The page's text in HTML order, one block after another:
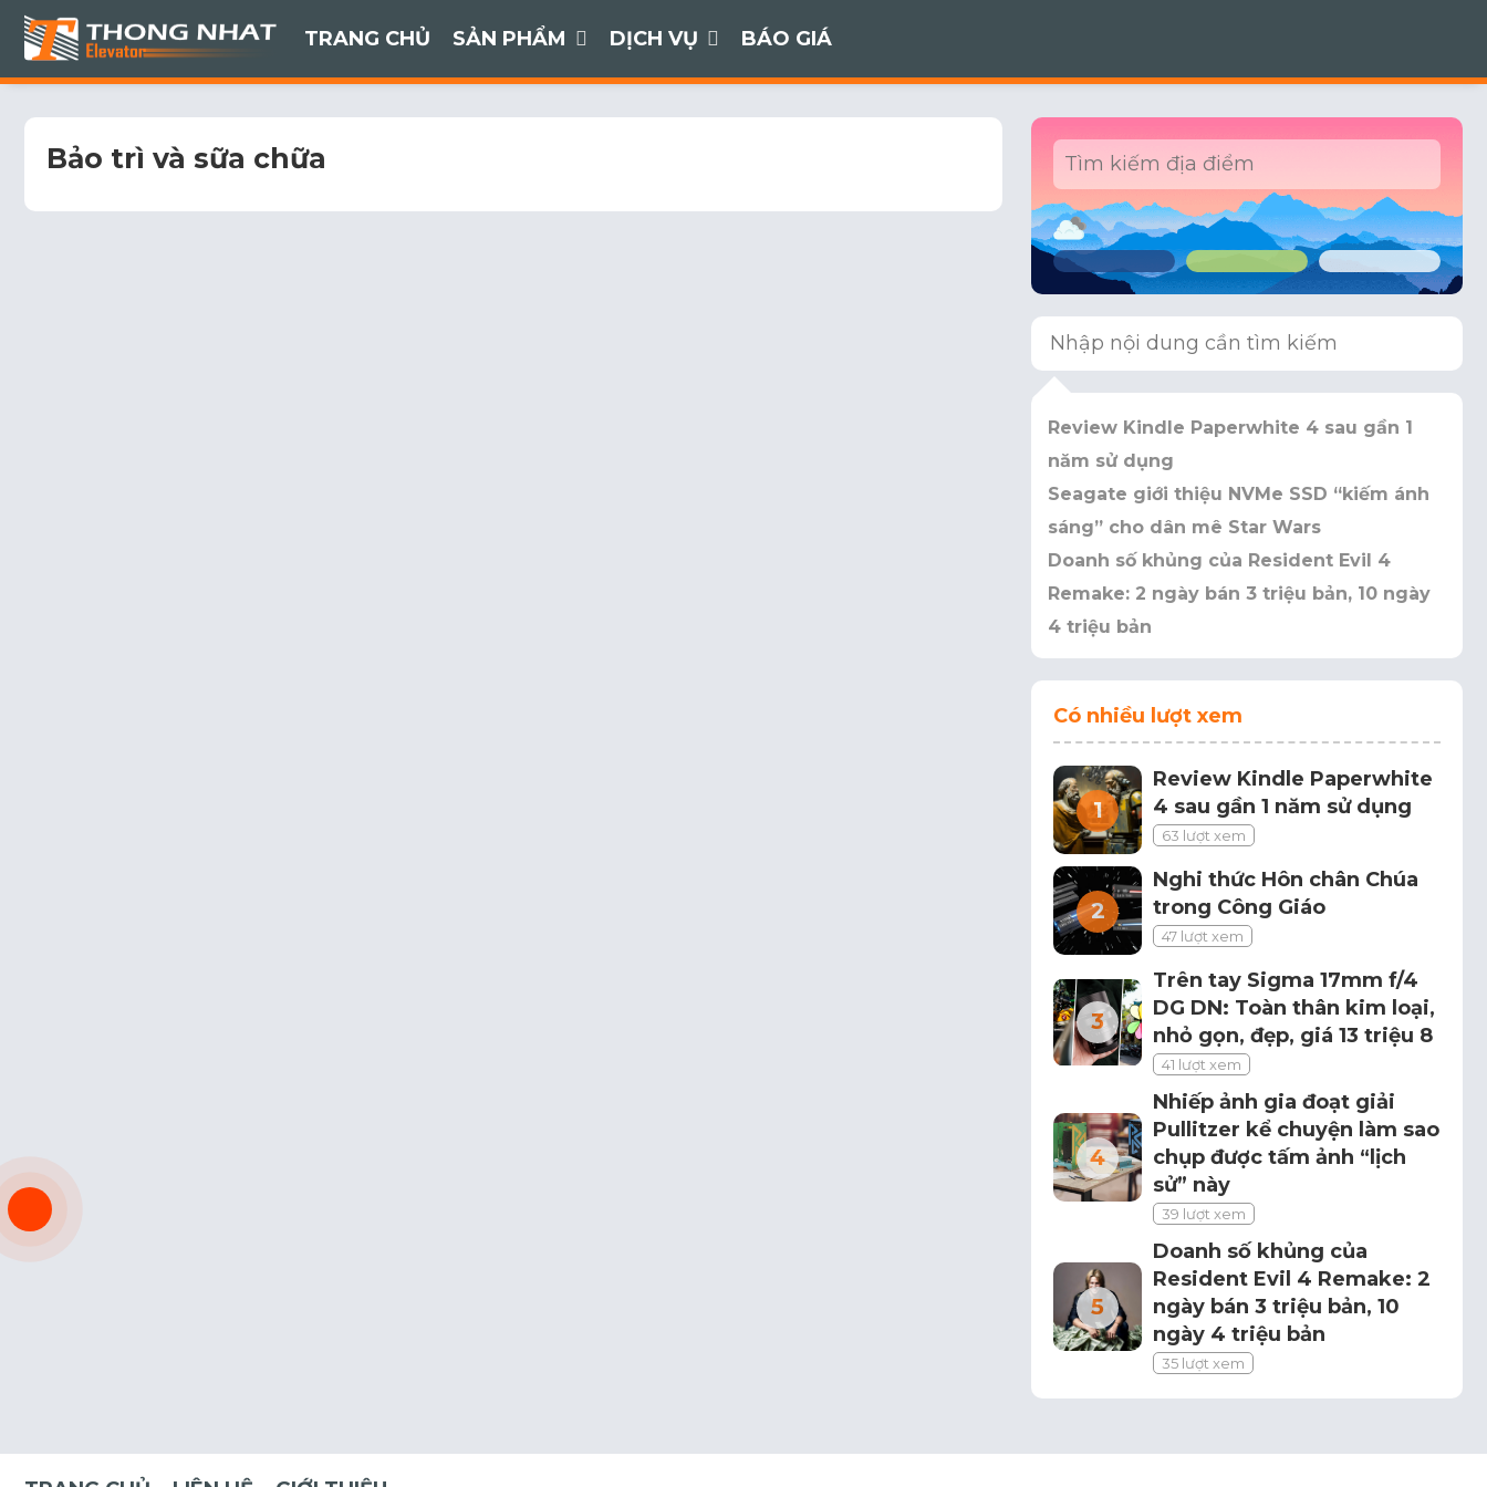
TRANG CHỦ SẢN PHẨM DỊCH VỤ BÁO GIÁ
Bảo trì và sữa chữa
Review Kindle Paperwhite 4 sau gần 1
năm sử dụng
Seagate giới thiệu NVMe SSD “kiếm ánh
sáng” cho dân mê Star Wars
Doanh số khủng của Resident Evil 4
Remake: 2 ngày bán 3 triệu bản, 10 ngày
4 triệu bản
Có nhiều lượt xem
Review Kindle Paperwhite
4 sau gần 1 năm sử dụng
63 lượt xem
Nghi thức Hôn chân Chúa
trong Công Giáo
47 lượt xem
Trên tay Sigma 17mm f/4
DG DN: Toàn thân kim loại,
nhỏ gọn, đẹp, giá 13 triệu 8
41 lượt xem
Nhiếp ảnh gia đoạt giải
Pullitzer kể chuyện làm sao
chụp được tấm ảnh “lịch
sử” này
39 lượt xem
Doanh số khủng của
Resident Evil 4 Remake: 2
ngày bán 3 triệu bản, 10
ngày 4 triệu bản
35 lượt xem